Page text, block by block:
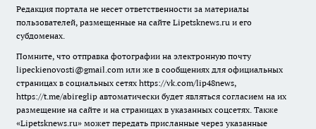
Редакция портала не несет ответственности за материалы
пользователей, размещенные на сайте Lipetsknews.ru и его
субдоменах.
Помните, что отправка фотографии на электронную почту
lipeckienovosti@gmail.com или же в сообщениях для официальных
страницах в социальных сетях https://vk.com/lip48news,
https://t.me/abireglip автоматически будет являться согласием на их
размещение на сайте и на страницах в указанных соцсетях. Также
«Lipetsknews.ru» может передать присланные через указанные